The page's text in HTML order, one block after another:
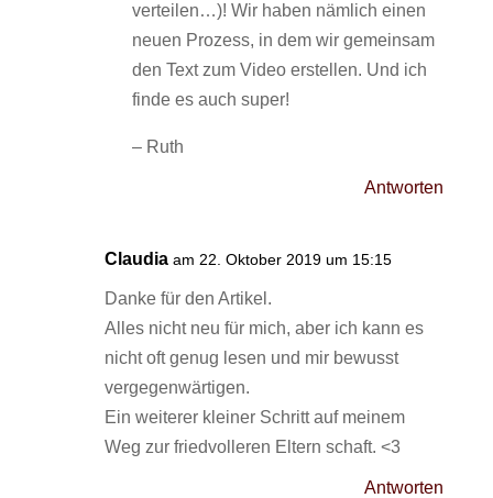
verteilen…)! Wir haben nämlich einen
neuen Prozess, in dem wir gemeinsam
den Text zum Video erstellen. Und ich
finde es auch super!
– Ruth
Antworten
Claudia am 22. Oktober 2019 um 15:15
Danke für den Artikel.
Alles nicht neu für mich, aber ich kann es
nicht oft genug lesen und mir bewusst
vergegenwärtigen.
Ein weiterer kleiner Schritt auf meinem
Weg zur friedvolleren Eltern schaft. <3
Antworten